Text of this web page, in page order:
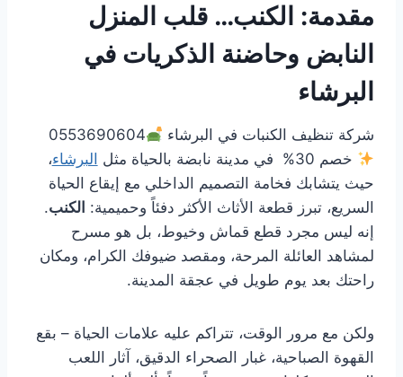
مقدمة: الكنب… قلب المنزل
النابض وحاضنة الذكريات في
البرشاء
شركة تنظيف الكنبات في البرشاء
0553690604
خصم 30% في مدينة نابضة بالحياة مثل
البرشاء،
حيث يتشابك فخامة التصميم الداخلي مع إيقاع الحياة
السريع، تبرز قطعة الأثاث الأكثر دفئاً وحميمية: الكنب.
إنه ليس مجرد قطع قماش وخيوط، بل هو مسرح
لمشاهد العائلة المرحة، ومقصد ضيوفك الكرام، ومكان
راحتك بعد يوم طويل في عجقة المدينة.
ولكن مع مرور الوقت، تتراكم عليه علامات الحياة – بقع
القهوة الصباحية، غبار الصحراء الدقيق، آثار اللعب